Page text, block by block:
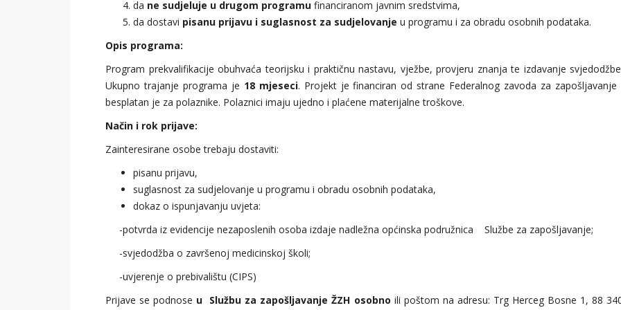
da ne sudjeluje u drugom programu financiranom javnim sredstvima,
da dostavi pisanu prijavu i suglasnost za sudjelovanje u programu i za obradu osobnih podataka.
Opis programa:
Program prekvalifikacije obuhvaća teorijsku i praktičnu nastavu, vježbe, provjeru znanja te izdavanje
Ukupno trajanje programa je 18 mjeseci. Projekt je financiran od strane Federalnog zavoda za zapošljavanje
besplatan je za polaznike. Polaznici imaju ujedno i plaćene materijalne troškove.
Način i rok prijave:
Zainteresirane osobe trebaju dostaviti:
pisanu prijavu,
suglasnost za sudjelovanje u programu i obradu osobnih podataka,
dokaz o ispunjavanju uvjeta:
-potvrda iz evidencije nezaposlenih osoba izdaje nadležna općinska podružnica Službe za zapošljavanje;
-svjedodžba o završenoj medicinskoj školi;
-uvjerenje o prebivalištu (CIPS)
Prijave se podnose u Službu za zapošljavanje ŽZH osobno ili poštom na adresu: Trg Herceg Bosne 1, 88